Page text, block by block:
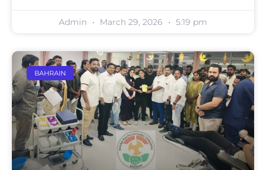
Admin March 29, 2026 5:19 pm
BAHRAIN